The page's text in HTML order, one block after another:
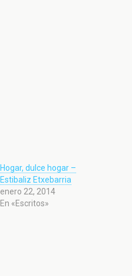
Hogar, dulce hogar –
Estibaliz Etxebarria
enero 22, 2014
En «Escritos»